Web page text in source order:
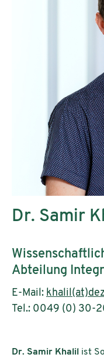
Dr. Samir
Abteilung
E-Mail:
Tel.: 0049 (0) 30-
Dr. Samir Khalil ist